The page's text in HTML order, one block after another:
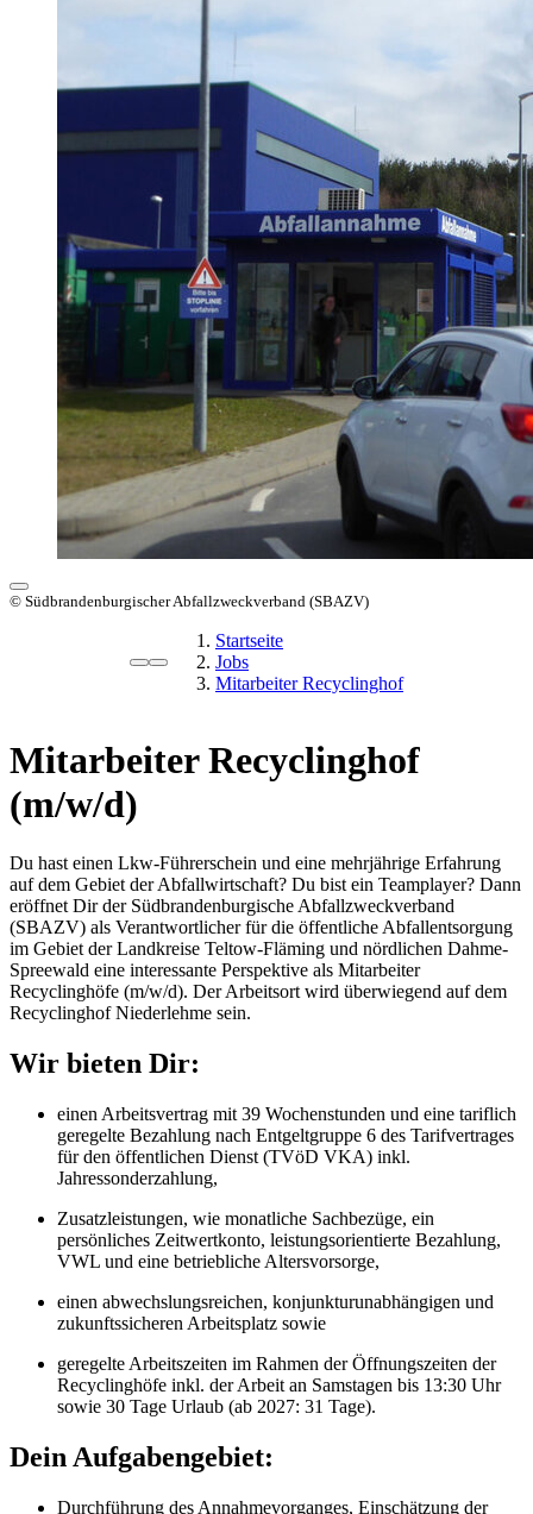
© Südbrandenburgischer Abfallzweckverband (SBAZV)
Startseite
Jobs
Mitarbeiter Recyclinghof
Mitarbeiter Recyclinghof
(m/w/d)
Du hast einen Lkw-Führerschein und eine mehrjährige Erfahrung
auf dem Gebiet der Abfallwirtschaft? Du bist ein Teamplayer? Dann
eröffnet Dir der Südbrandenburgische Abfallzweckverband
(SBAZV) als Verantwortlicher für die öffentliche Abfallentsorgung
im Gebiet der Landkreise Teltow-Fläming und nördlichen Dahme-
Spreewald eine interessante Perspektive als Mitarbeiter
Recyclinghöfe (m/w/d). Der Arbeitsort wird überwiegend auf dem
Recyclinghof Niederlehme sein.
Wir bieten Dir:
einen Arbeitsvertrag mit 39 Wochenstunden und eine tariflich
geregelte Bezahlung nach Entgeltgruppe 6 des Tarifvertrages
für den öffentlichen Dienst (TVöD VKA) inkl.
Jahressonderzahlung,
Zusatzleistungen, wie monatliche Sachbezüge, ein
persönliches Zeitwertkonto, leistungsorientierte Bezahlung,
VWL und eine betriebliche Altersvorsorge,
einen abwechslungsreichen, konjunkturunabhängigen und
zukunftssicheren Arbeitsplatz sowie
geregelte Arbeitszeiten im Rahmen der Öffnungszeiten der
Recyclinghöfe inkl. der Arbeit an Samstagen bis 13:30 Uhr
sowie 30 Tage Urlaub (ab 2027: 31 Tage).
Dein Aufgabengebiet:
Durchführung des Annahmevorganges, Einschätzung der